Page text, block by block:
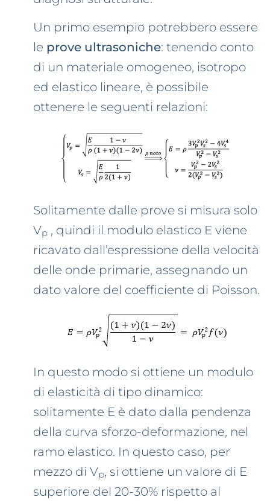
Un primo esempio potrebbero essere
le prove ultrasoniche: tenendo conto
di un materiale omogeneo, isotropo
ed elastico lineare, è possibile
ottenere le seguenti relazioni:
Solitamente dalle prove si misura solo
Vp , quindi il modulo elastico E viene
ricavato dall’espressione della velocità
delle onde primarie, assegnando un
dato valore del coefficiente di Poisson.
In questo modo si ottiene un modulo
di elasticità di tipo dinamico:
solitamente E è dato dalla pendenza
della curva sforzo-deformazione, nel
ramo elastico. In questo caso, per
mezzo di Vp, si ottiene un valore di E
superiore del 20-30% rispetto al